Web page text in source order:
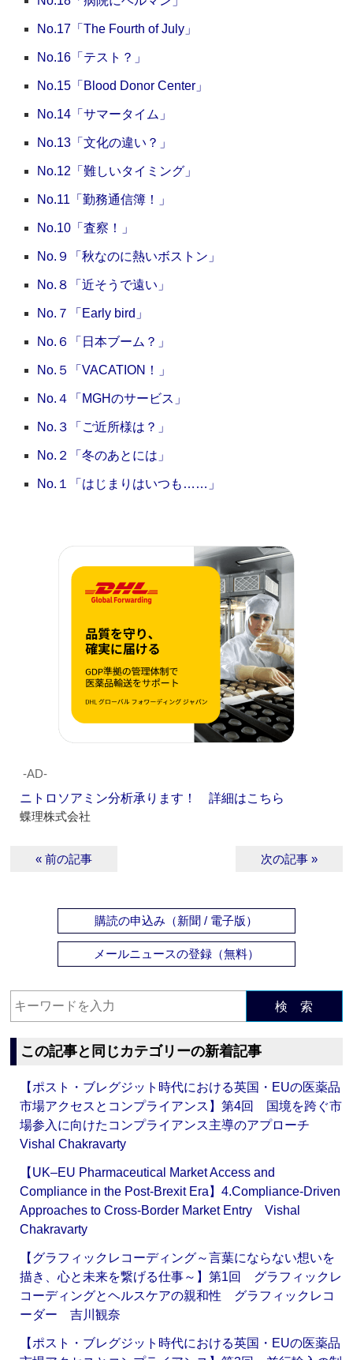
No.17「The Fourth of July」
No.16「テスト？」
No.15「Blood Donor Center」
No.14「サマータイム」
No.13「文化の違い？」
No.12「難しいタイミング」
No.11「勤務通信簿！」
No.10「査察！」
No.９「秋なのに熱いボストン」
No.８「近そうで遠い」
No.７「Early bird」
No.６「日本ブーム？」
No.５「VACATION！」
No.４「MGHのサービス」
No.３「ご近所様は？」
No.２「冬のあとには」
No.１「はじまりはいつも……」
‐AD‐
ニトロソアミン分析承ります！ 詳細はこちら
蝶理株式会社
« 前の記事 次の記事 »
購読の申込み（新聞 / 電子版）
メールニュースの登録（無料）
検 索
この記事と同じカテゴリーの新着記事
【ポスト・ブレグジット時代における英国・EUの医薬品
市場アクセスとコンプライアンス】第4回 国境を跨ぐ市
場参入に向けたコンプライアンス主導のアプローチ
Vishal Chakravarty
【UK–EU Pharmaceutical Market Access and
Compliance in the Post-Brexit Era】4.Compliance-Driven
Approaches to Cross-Border Market Entry Vishal
Chakravarty
【グラフィックレコーディング～言葉にならない想いを
描き、心と未来を繋げる仕事～】第1回 グラフィックレ
コーディングとヘルスケアの親和性 グラフィックレコ
ーダー 吉川観奈
【ポスト・ブレグジット時代における英国・EUの医薬品